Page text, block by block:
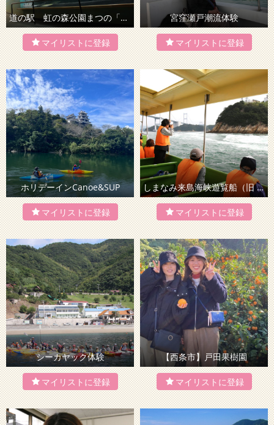
道の駅 虹の森公園まつの「四万十川学習センターおさかな館」 宮窪瀬戸潮流体験
ホリデーインCanoe&SUP しまなみ来島海峡遊覧船（旧 来島海峡急流観潮船）
シーカヤック体験 【西条市】戸田果樹園